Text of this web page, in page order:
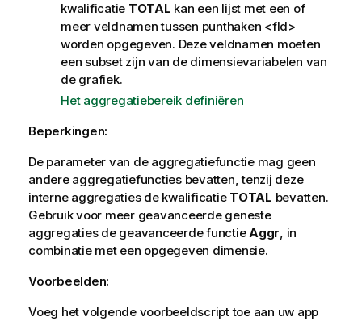
kwalificatie TOTAL kan een lijst met een of
meer veldnamen tussen punthaken <fld>
worden opgegeven. Deze veldnamen moeten
een subset zijn van de dimensievariabelen van
de grafiek.
Het aggregatiebereik definiëren
Beperkingen:
De parameter van de aggregatiefunctie mag geen
andere aggregatiefuncties bevatten, tenzij deze
interne aggregaties de kwalificatie TOTAL bevatten.
Gebruik voor meer geavanceerde geneste
aggregaties de geavanceerde functieAggr, in
combinatie met een opgegeven dimensie.
Voorbeelden:
Voeg het volgende voorbeeldscript toe aan uw app